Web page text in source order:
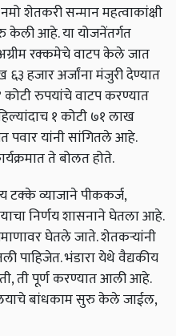
शेतकरी सन्मान महत्वाकांक्षी
केली आहे. या योजनेंतर्गत
रक्कमेचे वाटप केले जात
हजार अर्जांना मंजुरी देण्यात
रुपयांचे वाटप करण्यात
१ कोटी ७१ लाख
पवार यांनी सांगितले आहे.
ते बोलत होते.
टक्के व्याजाने पीककर्ज,
निर्णय शासनाने घेतला आहे.
घेतले जाते. शेतकऱ्यांनी
पाहिजेत. भंडारा येथे वैद्यकीय
ती पूर्ण करण्यात आली आहे.
बांधकाम सुरु केले जाईल,